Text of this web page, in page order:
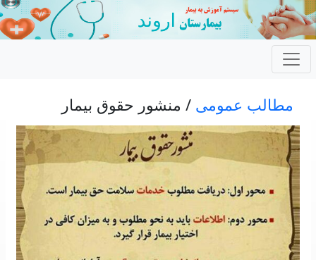
مطالب عمومی / منشور حقوق بیمار